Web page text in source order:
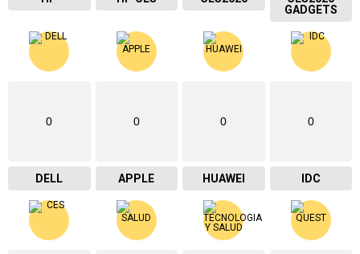
GADGETS
0
DELL
0
APPLE
0
HUAWEI
0
IDC